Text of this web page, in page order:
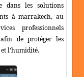
dans les solutions
à marrakech, au
professionnels
de protéger les
l'humidité.